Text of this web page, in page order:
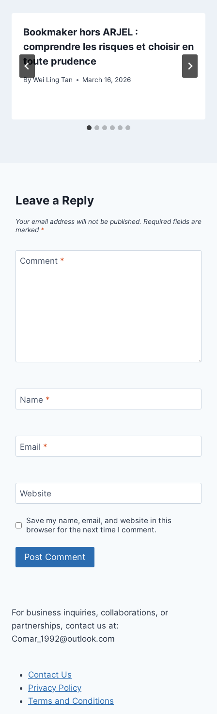
Bookmaker hors ARJEL :
comprendre les risques et choisir en
toute prudence
ByWei Ling Tan March 16, 2026
Leave a Reply
Your email address will not be published. Required fields are
marked *
Comment *
Name *
Email *
Website
Save my name, email, and website in this
browser for the next time I comment.
For business inquiries, collaborations, or
partnerships, contact us at:
Comar_1992@outlook.com
Contact Us
Privacy Policy
Terms and Conditions